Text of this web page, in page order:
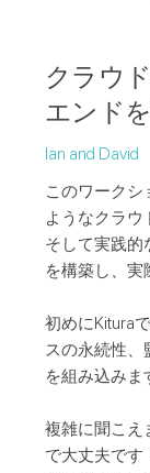
クラウ
エンド
Ian and David
このワークシ
ようなクラウ
そして実践的
を構築し、実
初めにKitura
スの永続性、
を組み込みま
複雑に聞こえ
で大丈夫です